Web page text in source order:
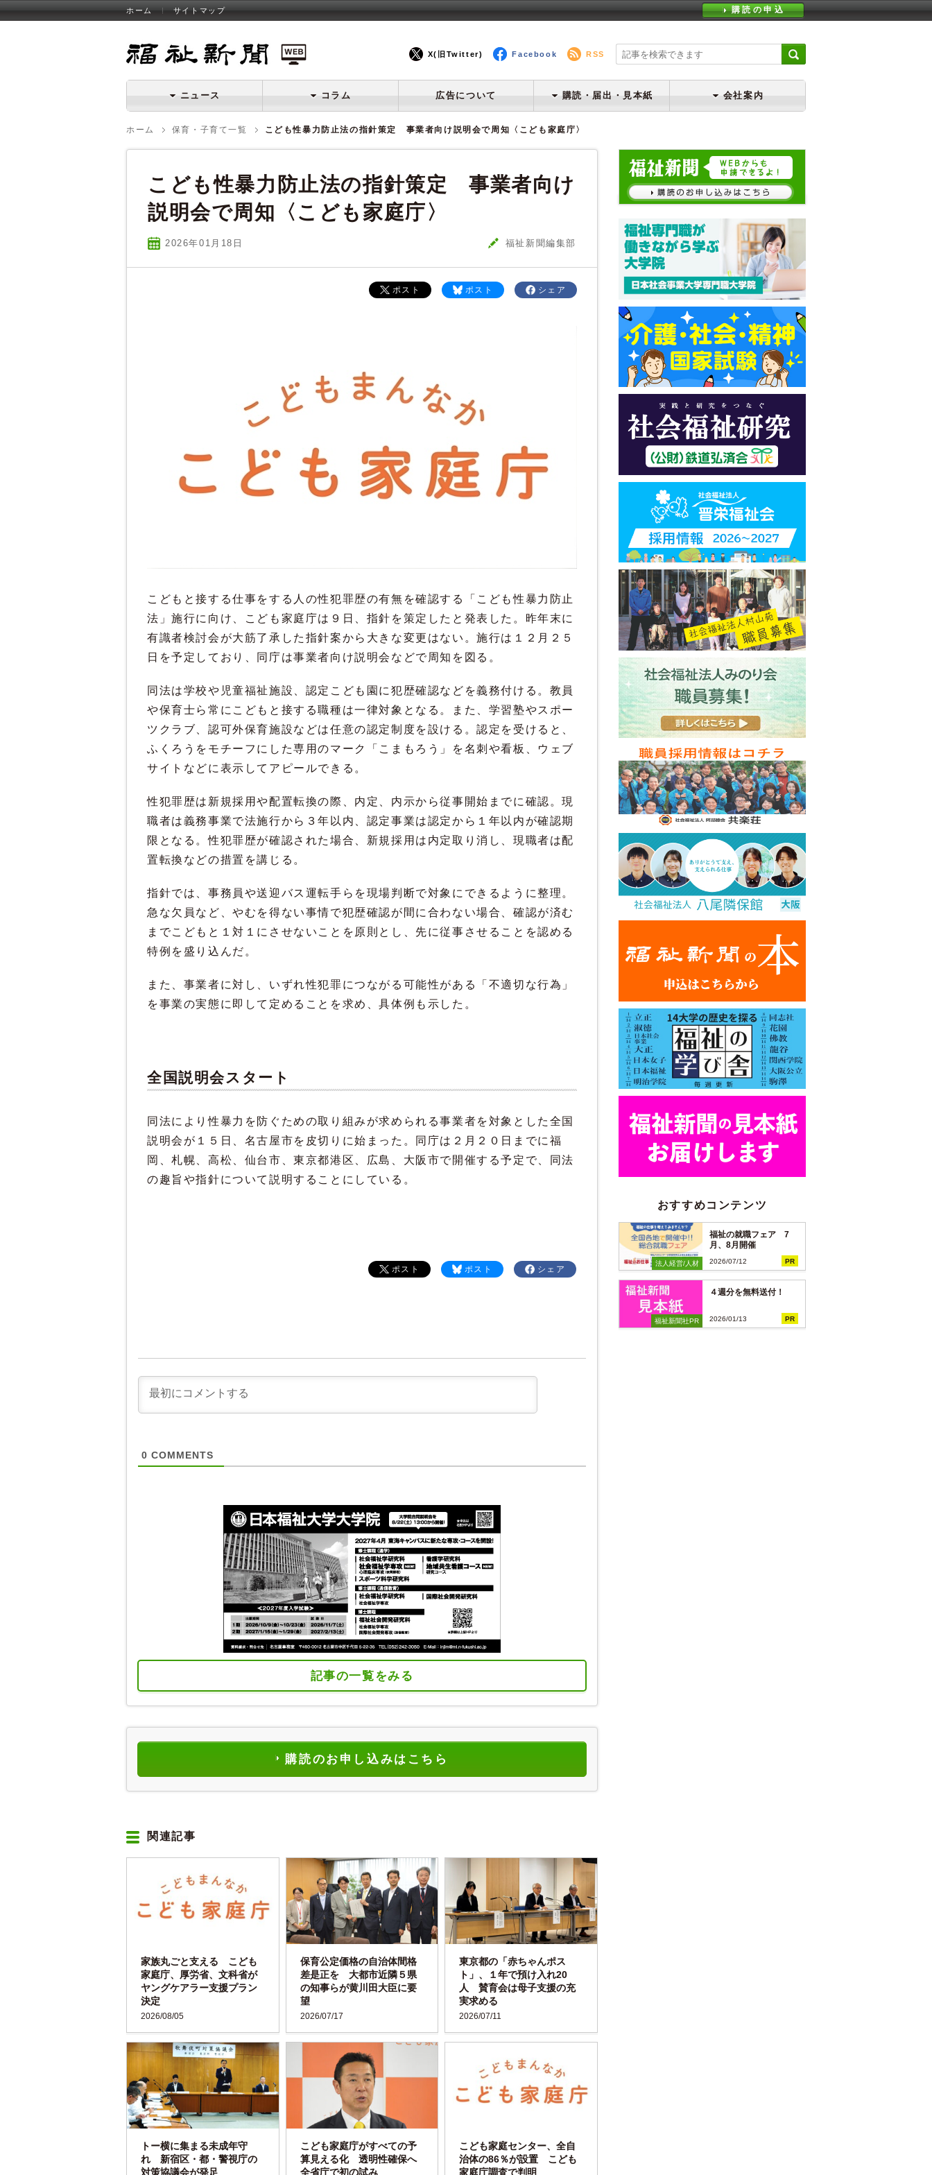
ホーム サイトマップ 購読の申込
X(旧Twitter) Facebook RSS
ニュース コラム 広告について 購読・届出・見本紙 会社案内
ホーム 保育・子育て一覧 こども性暴力防止法の指針策定 事業者向け説明会で周知〈こども家庭庁〉
こども性暴力防止法の指針策定 事業者向け
説明会で周知〈こども家庭庁〉
2026年01 月 18 日 福祉新聞編集部
シェア
ポスト
ポスト
こどもと接する仕事をする人の性犯罪歴の有無を確認する「こども性暴力防止
法」施行に向け、こども家庭庁は９日、指針を策定したと発表した。昨年末に
有識者検討会が大筋了承した指針案から大きな変更はない。施行は１２月２５
日を予定しており、同庁は事業者向け説明会などで周知を図る。
同法は学校や児童福祉施設、認定こども園に犯歴確認などを義務付ける。教員
や保育士ら常にこどもと接する職種は一律対象となる。また、学習塾やスポー
ツクラブ、認可外保育施設などは任意の認定制度を設ける。認定を受けると、
ふくろうをモチーフにした専用のマーク「こまもろう」を名刺や看板、ウェブ
サイトなどに表示してアピールできる。
性犯罪歴は新規採用や配置転換の際、内定、内示から従事開始までに確認。現
職者は義務事業で法施行から３年以内、認定事業は認定から１年以内が確認期
限となる。性犯罪歴が確認された場合、新規採用は内定取り消し、現職者は配
置転換などの措置を講じる。
指針では、事務員や送迎バス運転手らを現場判断で対象にできるように整理。
急な欠員など、やむを得ない事情で犯歴確認が間に合わない場合、確認が済む
までこどもと１対１にさせないことを原則とし、先に従事させることを認める
特例を盛り込んだ。
また、事業者に対し、いずれ性犯罪につながる可能性がある「不適切な行為」
を事業の実態に即して定めることを求め、具体例も示した。
全国説明会スタート
同法により性暴力を防ぐための取り組みが求められる事業者を対象とした全国
説明会が１５日、名古屋市を皮切りに始まった。同庁は２月２０日までに福
岡、札幌、高松、仙台市、東京都港区、広島、大阪市で開催する予定で、同法
の趣旨や指針について説明することにしている。
シェア
ポスト
ポスト
0 COMMENTS
記事の一覧をみる
購読のお申し込みはこちら
関連記事
2026/08/05
家族丸ごと支える こども
家庭庁、厚労省、文科省が
ヤングケアラー支援プラン
決定
2026/07/17
保育公定価格の自治体間格
差是正を 大都市近隣５県
の知事らが黄川田大臣に要
望
2026/07/11
東京都の「赤ちゃんポス
ト」、１年で預け入れ20
人 賛育会は母子支援の充
実求める
トー横に集まる未成年守
れ 新宿区・都・警視庁の
対策協議会が発足
こども家庭庁がすべての予
算見える化 透明性確保へ
全省庁で初の試み
こども家庭センター、全自
治体の86％が設置 こども
家庭庁調査で判明
おすすめコンテンツ
法人経営/人材
福祉の就職フェア 7
月、8月開催
2026/07/12 PR
福祉新聞社PR
４週分を無料送付！
2026/01/13 PR